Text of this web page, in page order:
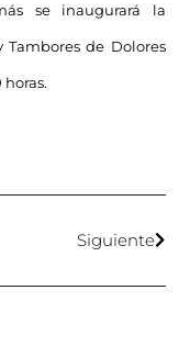
se inaugurará la
de Dolores
horas.
Siguiente